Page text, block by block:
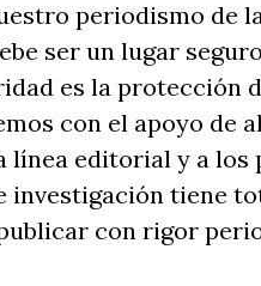
periodismo de
ser un lugar
es la protección
con el apoyo de
línea editorial y a
investigación tiene
con rigor